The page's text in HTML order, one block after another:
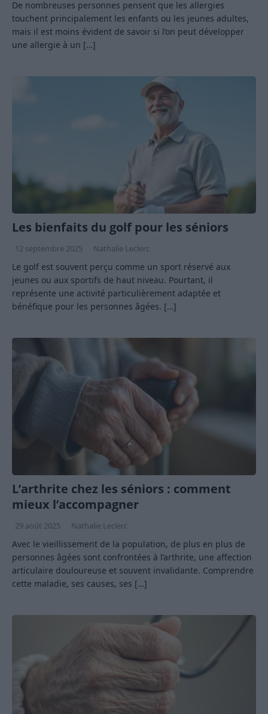
De nombreuses personnes pensent que les allergies
touchent principalement les enfants ou les jeunes adultes,
mais il est moins évident de savoir si l’on peut développer
une allergie à un […]
Les bienfaits du golf pour les séniors
12 septembre 2025 Nathalie Leclerc
Le golf est souvent perçu comme un sport réservé aux
jeunes ou aux sportifs de haut niveau. Pourtant, il
représente une activité particulièrement adaptée et
bénéfique pour les personnes âgées. […]
L’arthrite chez les séniors : comment
mieux l’accompagner
29 août 2025 Nathalie Leclerc
Avec le vieillissement de la population, de plus en plus de
personnes âgées sont confrontées à l’arthrite, une affection
articulaire douloureuse et souvent invalidante. Comprendre
cette maladie, ses causes, ses […]